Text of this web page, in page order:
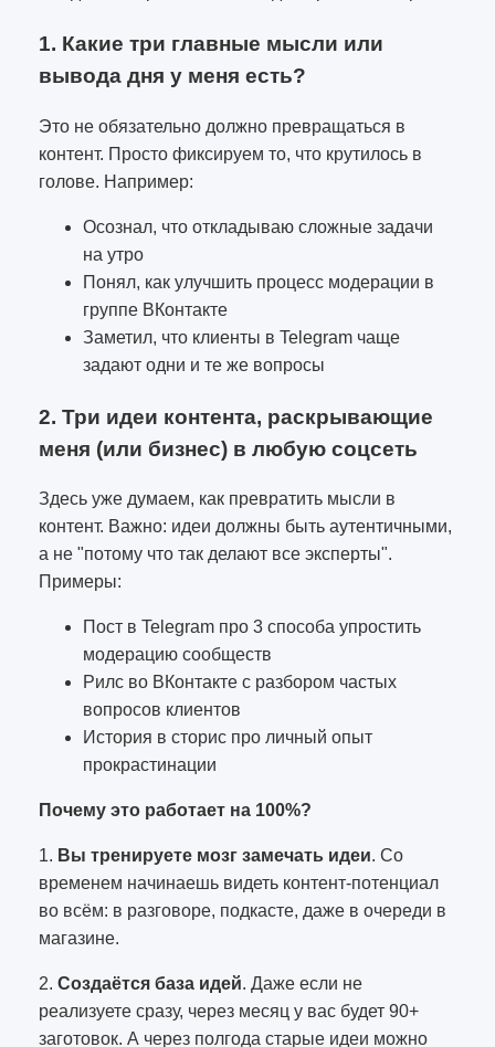
1. Какие три главные мысли или
вывода дня у меня есть?
Это не обязательно должно превращаться в
контент. Просто фиксируем то, что крутилось в
голове. Например:
Осознал, что откладываю сложные задачи
на утро
Понял, как улучшить процесс модерации в
группе ВКонтакте
Заметил, что клиенты в Telegram чаще
задают одни и те же вопросы
2. Три идеи контента, раскрывающие
меня (или бизнес) в любую соцсеть
Здесь уже думаем, как превратить мысли в
контент. Важно: идеи должны быть аутентичными,
а не "потому что так делают все эксперты".
Примеры:
Пост в Telegram про 3 способа упростить
модерацию сообществ
Рилс во ВКонтакте с разбором частых
вопросов клиентов
История в сторис про личный опыт
прокрастинации
Почему это работает на 100%?
1. Вы тренируете мозг замечать идеи. Со
временем начинаешь видеть контент-потенциал
во всём: в разговоре, подкасте, даже в очереди в
магазине.
2. Создаётся база идей. Даже если не
реализуете сразу, через месяц у вас будет 90+
заготовок. А через полгода старые идеи можно